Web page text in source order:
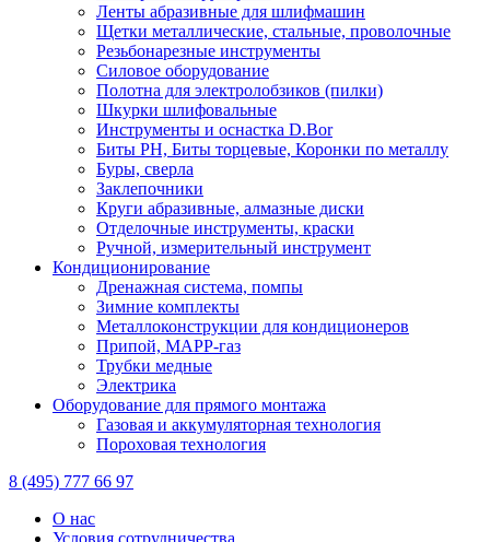
Ленты абразивные для шлифмашин
Щетки металлические, стальные, проволочные
Резьбонарезные инструменты
Силовое оборудование
Полотна для электролобзиков (пилки)
Шкурки шлифовальные
Инструменты и оснастка D.Bor
Биты PH, Биты торцевые, Коронки по металлу
Буры, сверла
Заклепочники
Круги абразивные, алмазные диски
Отделочные инструменты, краски
Ручной, измерительный инструмент
Кондиционирование
Дренажная система, помпы
Зимние комплекты
Металлоконструкции для кондиционеров
Припой, МАРР-газ
Трубки медные
Электрика
Оборудование для прямого монтажа
Газовая и аккумуляторная технология
Пороховая технология
8 (495) 777 66 97
О нас
Условия сотрудничества